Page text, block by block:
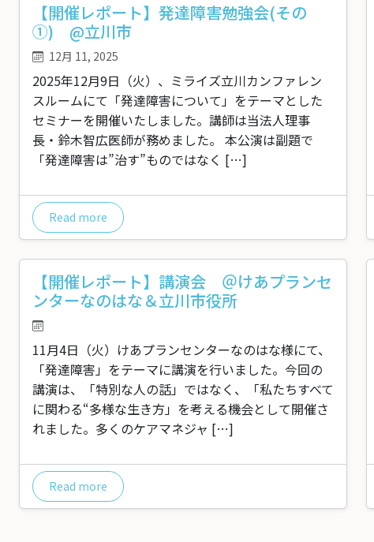
【開催レポート】発達障害勉強会(その
①) @立川市
12月 11, 2025
2025年12月9日（火）、ミライズ立川カンファレン
スルームにて「発達障害について」をテーマとした
セミナーを開催いたしました。講師は当法人理事
長・鈴木智広医師が務めました。 本公演は副題で
「発達障害は”治す”ものではなく […]
Read more
【開催レポート】講演会 ＠けあプランセ
ンターなのはな＆立川市役所
11月4日（火）けあプランセンターなのはな様にて、
「発達障害」をテーマに講演を行いました。今回の
講演は、「特別な人の話」ではなく、「私たちすべて
に関わる“多様な生き方」を考える機会として開催さ
れました。多くのケアマネジャ […]
Read more